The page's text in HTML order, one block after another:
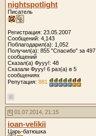
nightspotlight
Писатель
Регистрация: 23.05.2007
Сообщений: 4,143
Поблагодарил(а): 1,052
Получил(а): 855 "Спасибо" за 497
сообщений
Сказал(а) Фууу!: 48
Сказали Фууу! 6 раз(а) в 5
сообщениях
Репутация: 881
01.07.2014, 21:15
ioan-velikii
Царь-батюшка